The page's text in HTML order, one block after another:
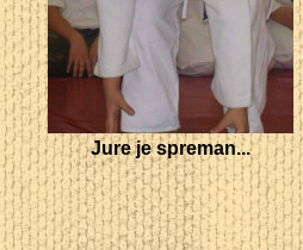
Jure je spreman...